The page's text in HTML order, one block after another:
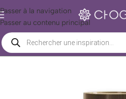
Passer à la navigation
Passer au contenu principal
Accueil/ Boutique Chogan/ Beauté/